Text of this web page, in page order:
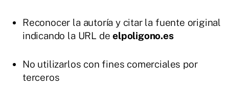
Reconocer la autoría y citar la fuente original
indicando la URL deelpoligono.es
No utilizarlos con fines comerciales por
terceros